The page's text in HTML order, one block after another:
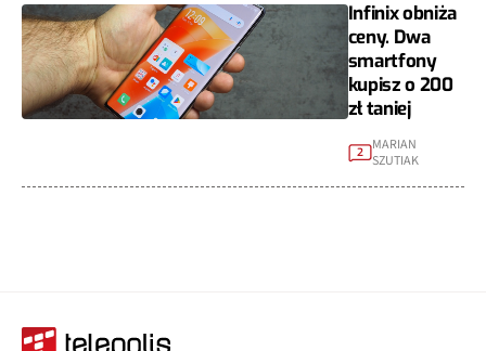
Infinix obniża
ceny. Dwa
smartfony
kupisz o 200
zł taniej
2
MARIAN
SZUTIAK